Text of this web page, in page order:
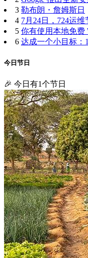
3 勒布朗・詹姆斯日
4 7月24日，724运维
5 你有使用本地免费
6 达成一个小目标：
今日节日
🎉 今日有1个节日